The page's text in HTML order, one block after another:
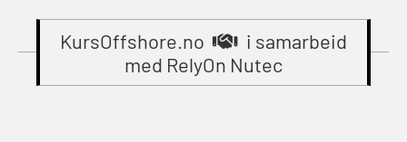
Breathing System (CA-EBS) Initial
Deployment (OBS119)
Compressed Air Emergency
sikkerhetskurs for offiserer
(MBSBLE024)
STCW Oppdatering videregående
Grunnkurs Industrivern (LSC115)
Grunnkurs Røykdykking Industrivern
KursOffshore.no
i samarbeid
med RelyOn Nutec